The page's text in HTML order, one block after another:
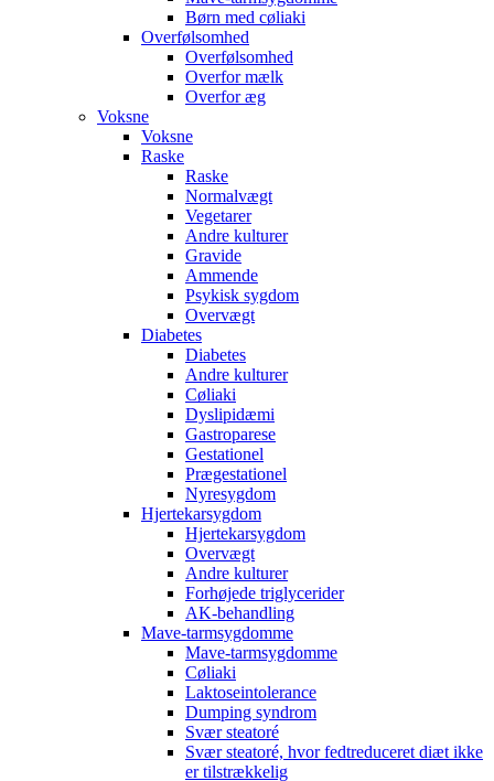
Børn med cøliaki
Overfølsomhed
Overfølsomhed
Overfor mælk
Overfor æg
Voksne
Voksne
Raske
Raske
Normalvægt
Vegetarer
Andre kulturer
Gravide
Ammende
Psykisk sygdom
Overvægt
Diabetes
Diabetes
Andre kulturer
Cøliaki
Dyslipidæmi
Gastroparese
Gestationel
Prægestationel
Nyresygdom
Hjertekarsygdom
Hjertekarsygdom
Overvægt
Andre kulturer
Forhøjede triglycerider
AK-behandling
Mave-tarmsygdomme
Mave-tarmsygdomme
Cøliaki
Laktoseintolerance
Dumping syndrom
Svær steatoré
Svær steatoré, hvor fedtreduceret diæt ikke
er tilstrækkelig